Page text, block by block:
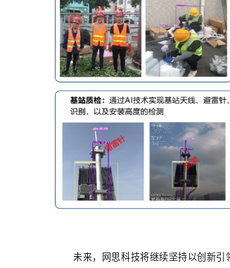
未来，网思科技将继续坚持以创新引